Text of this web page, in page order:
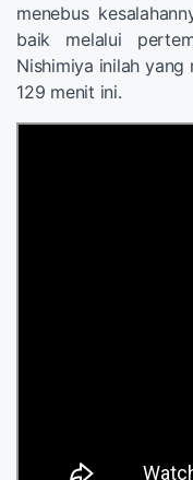
menebus
baik melalui
Nishimiya inilah
129 menit ini.